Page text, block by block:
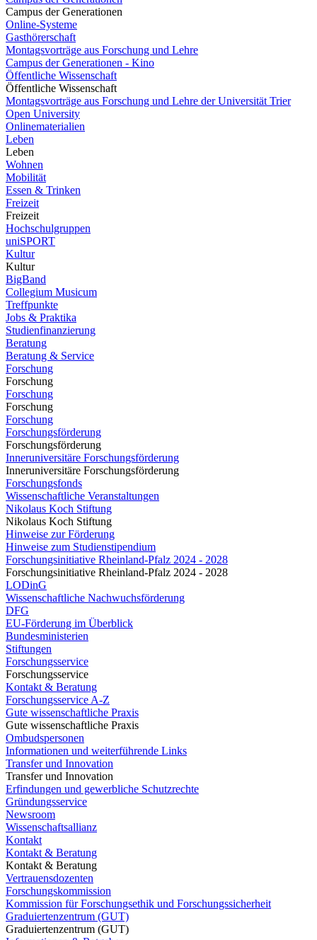
Campus der Generationen
Online-Systeme
Gasthörerschaft
Montagsvorträge aus Forschung und Lehre
Campus der Generationen - Kino
Öffentliche Wissenschaft
Öffentliche Wissenschaft
Montagsvorträge aus Forschung und Lehre der Universität Trier
Open University
Onlinematerialien
Leben
Leben
Wohnen
Mobilität
Essen & Trinken
Freizeit
Freizeit
Hochschulgruppen
uniSPORT
Kultur
Kultur
BigBand
Collegium Musicum
Treffpunkte
Jobs & Praktika
Studienfinanzierung
Beratung
Beratung & Service
Forschung
Forschung
Forschung
Forschung
Forschung
Forschungsförderung
Forschungsförderung
Inneruniversitäre Forschungsförderung
Inneruniversitäre Forschungsförderung
Forschungsfonds
Wissenschaftliche Veranstaltungen
Nikolaus Koch Stiftung
Nikolaus Koch Stiftung
Hinweise zur Förderung
Hinweise zum Studienstipendium
Forschungsinitiative Rheinland-Pfalz 2024 - 2028
Forschungsinitiative Rheinland-Pfalz 2024 - 2028
LODinG
Wissenschaftliche Nachwuchsförderung
DFG
EU-Förderung im Überblick
Bundesministerien
Stiftungen
Forschungsservice
Forschungsservice
Kontakt & Beratung
Forschungsservice A-Z
Gute wissenschaftliche Praxis
Gute wissenschaftliche Praxis
Ombudspersonen
Informationen und weiterführende Links
Transfer und Innovation
Transfer und Innovation
Erfindungen und gewerbliche Schutzrechte
Gründungsservice
Newsroom
Wissenschaftsallianz
Kontakt
Kontakt & Beratung
Kontakt & Beratung
Vertrauensdozenten
Forschungskommission
Kommission für Forschungsethik und Forschungssicherheit
Graduiertenzentrum (GUT)
Graduiertenzentrum (GUT)